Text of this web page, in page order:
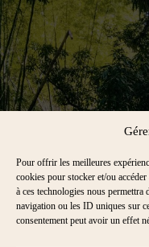
Pour offrir les meilleures
cookies pour stocker et/ou
à ces technologies nous permettra
navigation ou les ID uniques sur
consentement peut avoir un effet